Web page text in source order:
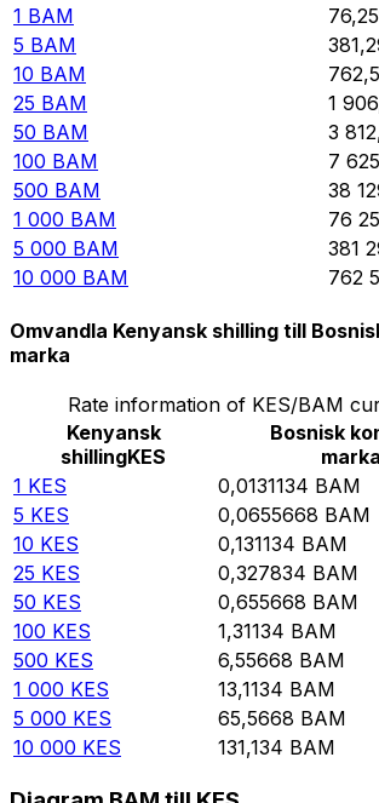
1 BAM
5 BAM
10 BAM
25 BAM 1
50 BAM 3
100 BAM 7
500 BAM 38
1 000 BAM 76
5 000 BAM 381
10 000 BAM 762
Omvandla Kenyansk shilling till
marka
Rate information of KES/BAM
Kenyansk
shillingKES
Bosnisk
marka
1 KES 0,0131134 BAM
5 KES 0,0655668 BAM
10 KES 0,131134 BAM
25 KES 0,327834 BAM
50 KES 0,655668 BAM
100 KES 1,31134 BAM
500 KES 6,55668 BAM
1 000 KES 13,1134 BAM
5 000 KES 65,5668 BAM
10 000 KES 131,134 BAM